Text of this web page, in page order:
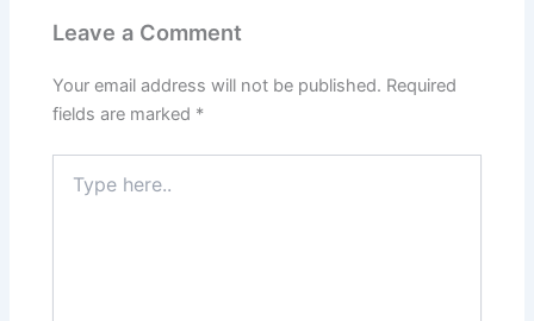
Leave a Comment
Your email address will not be published. Required
fields are marked *
here..